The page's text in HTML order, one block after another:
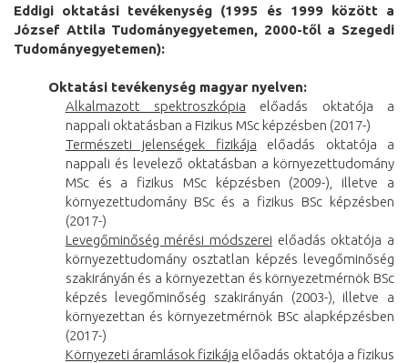
Eddigi oktatási tevékenység (1995 és 1999 között a
József Attila Tudományegyetemen, 2000-től a Szegedi
Tudományegyetemen):
Oktatási tevékenység magyar nyelven:
Alkalmazott spektroszkópia előadás oktatója a
nappali oktatásban a Fizikus MSc képzésben (2017-)
Természeti jelenségek fizikája előadás oktatója a
nappali és levelező oktatásban a környezettudomány
MSc és a fizikus MSc képzésben (2009-), illetve a
környezettudomány BSc és a fizikus BSc képzésben
(2017-)
Levegőminőség mérési módszerei előadás oktatója a
környezettudomány osztatlan képzés levegőminőség
szakirányán és a környezettan és környezetmérnök BSc
képzés levegőminőség szakirányán (2003-), illetve a
környezettan és környezetmérnök BSc alapképzésben
(2017-)
Környezeti áramlások fizikája előadás oktatója a fizikus